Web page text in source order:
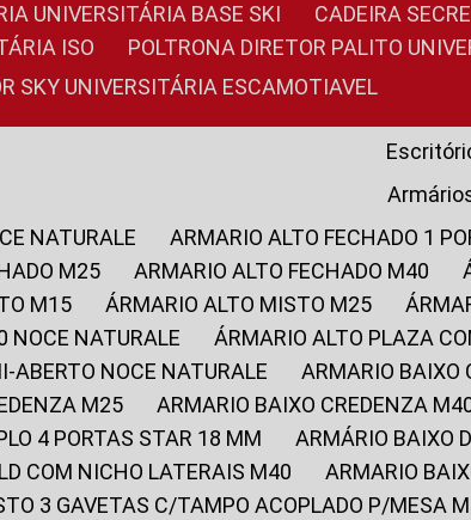
UNIVERSITÁRIA BASE SKI
CADEIRA
ISO
POLTRONA DIRETOR PALITO
SKY UNIVERSITÁRIA ESCAMOTIAVEL
NATURALE
ARMARIO ALTO FECHADO 1
M25
ARMARIO ALTO FECHADO M40
M15
ÁRMARIO ALTO MISTO M25
NOCE NATURALE
ÁRMARIO ALTO PLAZA
ABERTO NOCE NATURALE
ARMARIO
M25
ARMARIO BAIXO CREDENZA
4 PORTAS STAR 18 MM
ARMÁRIO BAIXO
COM NICHO LATERAIS M40
ARMARIO
3 GAVETAS C/TAMPO ACOPLADO P/MESA